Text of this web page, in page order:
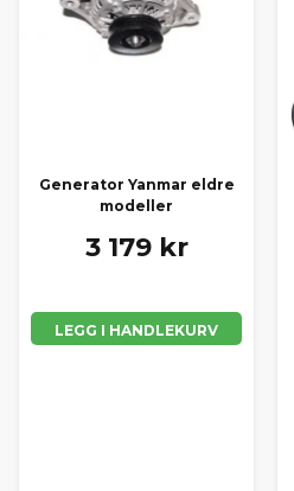
Generator Yanmar eldre
modeller
3 179 kr
LEGG I HANDLEKURV